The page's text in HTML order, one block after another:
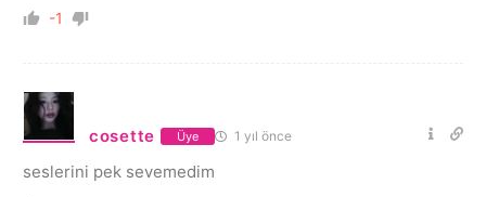
-1
cosette Üye 1 yıl önce
seslerini pek sevemedim